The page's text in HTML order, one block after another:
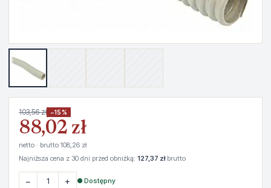
103,56 zł −15%
88,02 zł
netto · brutto 108,26 zł
Najniższa cena z 30 dni przed obniżką: 127,37 złbrutto
− + ● Dostępny